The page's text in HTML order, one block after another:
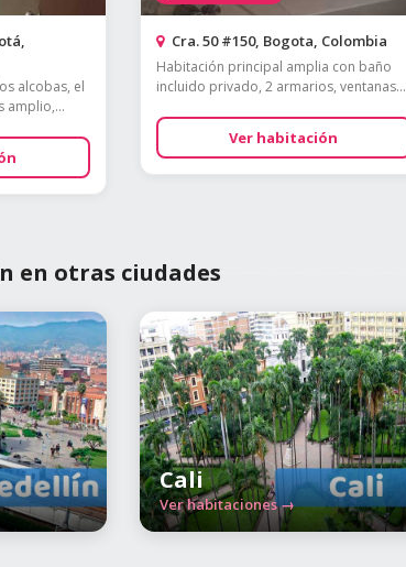
alcobas, el
amplio,...
Cra. 50 #150, Bogota, Colombia
Habitación principal amplia con baño
incluido privado, 2 armarios, ventanas...
Ver habitación
en otras ciudades
Cali
Ver habitaciones →